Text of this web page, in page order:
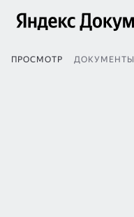
ПРОСМОТР ДОКУМЕНТЫ